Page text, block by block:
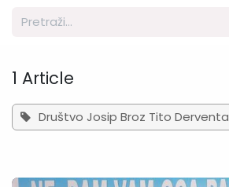
1 Article
Društvo Josip Broz Tito Derventa